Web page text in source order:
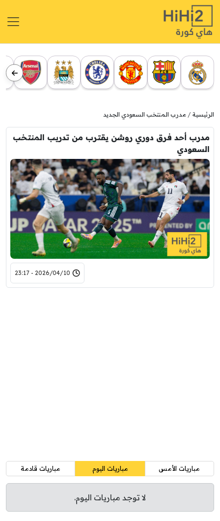
الرئيسية مدرب المنتخب السعودي الجديد
مدرب أحد فرق دوري روشن يقترب من تدريب المنتخب
السعودي
2026/04/10 - 23:17
مباريات الأمس مباريات اليوم مباريات قادمة
لا توجد مباريات اليوم.